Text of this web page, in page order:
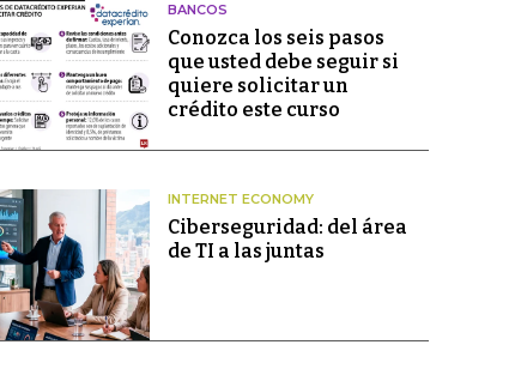
BANCOS
Conozca los seis pasos
que usted debe seguir si
quiere solicitar un
crédito este curso
INTERNET ECONOMY
Ciberseguridad: del área
de TI a las juntas